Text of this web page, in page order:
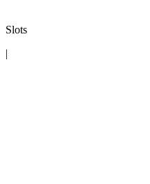
Slots
|